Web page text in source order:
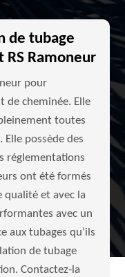
de tubage
RS Ramoneur
pour
de cheminée. Elle
toutes
possède des
réglementations
ont été formés
qualité et avec la
avec un
aux tubages qu’ils
de tubage
Contactez-la